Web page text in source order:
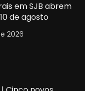
em SJB abrem
de agosto
2026